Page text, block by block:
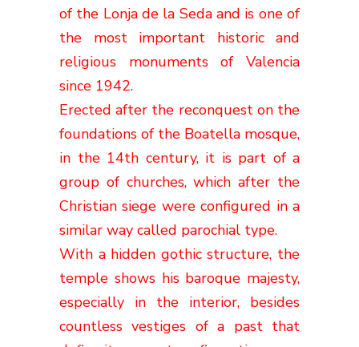
of the Lonja de la Seda and is one of
the most important historic and
religious monuments of Valencia
since 1942.
Erected after the reconquest on the
foundations of the Boatella mosque,
in the 14th century, it is part of a
group of churches, which after the
Christian siege were configured in a
similar way called parochial type.
With a hidden gothic structure, the
temple shows his baroque majesty,
especially in the interior, besides
countless vestiges of a past that